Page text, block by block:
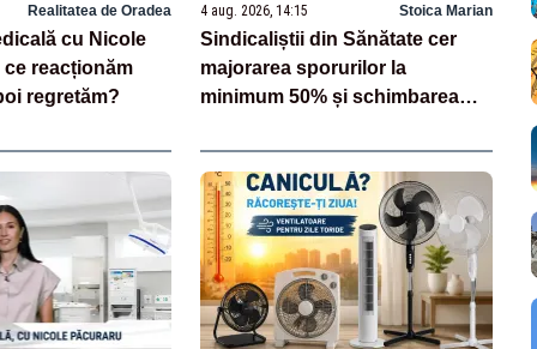
Realitatea de Oradea
cu Nicole
reacționăm
regretăm?
4 aug. 2026, 14:15 Stoica Marian
Sindicaliștii din Sănătate cer
majorarea sporurilor la
minimum 50% și schimbarea